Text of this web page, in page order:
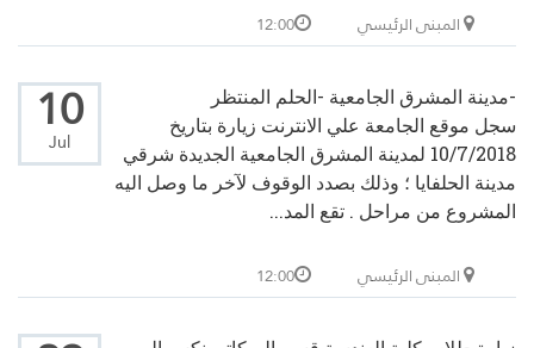
المبنى الرئيسي 12:00
10
Jul
-مدينة المشرق الجامعية -الحلم المنتظر
سجل موقع الجامعة علي الانترنت زيارة بتاريخ
10/7/2018 لمدينة المشرق الجامعية الجديدة شرقي
مدينة الحلفايا ؛ وذلك بصدد الوقوف لآخر ما وصل اليه
المشروع من مراحل . تقع المد...
المبنى الرئيسي 12:00